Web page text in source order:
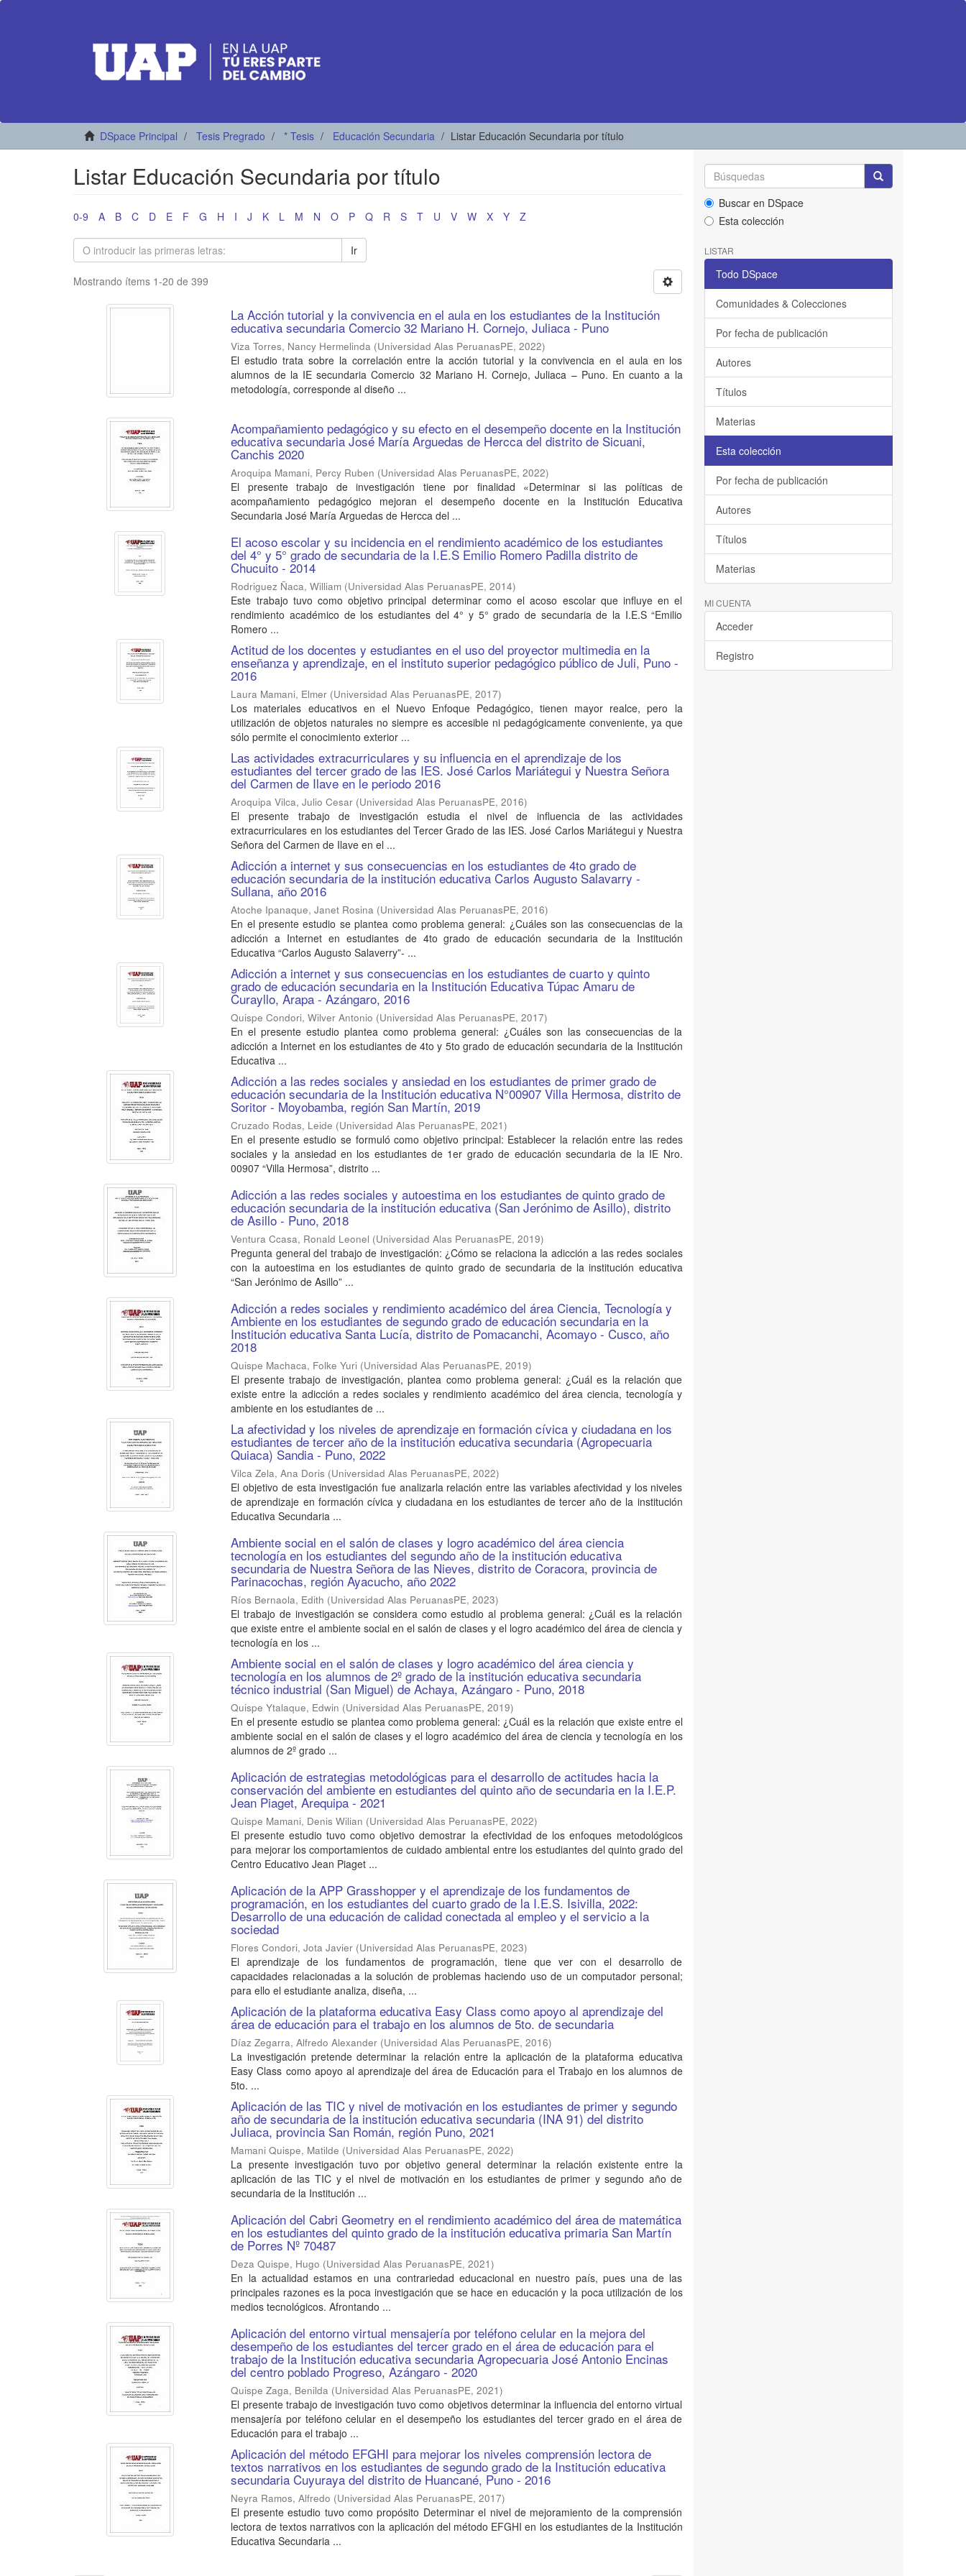
DSpace Principal Tesis Pregrado * Tesis Educación Secundaria Listar Educación Secundaria por título
Listar Educación Secundaria por título
0-9 A B C D E F G H I J K L M N O P Q R S T U V W X Y Z
Ir
Mostrando ítems 1-20 de 399
La Acción tutorial y la convivencia en el aula en los estudiantes de la Institución
educativa secundaria Comercio 32 Mariano H. Cornejo, Juliaca - Puno
Viza Torres, Nancy Hermelinda (Universidad Alas PeruanasPE,2022)
El estudio trata sobre la correlación entre la acción tutorial y la convivencia en el aula en los
alumnos de la IE secundaria Comercio 32 Mariano H. Cornejo, Juliaca – Puno. En cuanto a la
metodología, corresponde al diseño ...
Acompañamiento pedagógico y su efecto en el desempeño docente en la Institución
educativa secundaria José María Arguedas de Hercca del distrito de Sicuani,
Canchis 2020
Aroquipa Mamani, Percy Ruben (Universidad Alas PeruanasPE,2022)
El presente trabajo de investigación tiene por finalidad «Determinar si las políticas de
acompañamiento pedagógico mejoran el desempeño docente en la Institución Educativa
Secundaria José María Arguedas de Hercca del ...
El acoso escolar y su incidencia en el rendimiento académico de los estudiantes
del 4° y 5° grado de secundaria de la I.E.S Emilio Romero Padilla distrito de
Chucuito - 2014
Rodriguez Ñaca, William (Universidad Alas PeruanasPE,2014)
Este trabajo tuvo como objetivo principal determinar como el acoso escolar que influye en el
rendimiento académico de los estudiantes del 4° y 5° grado de secundaria de la I.E.S “Emilio
Romero ...
Actitud de los docentes y estudiantes en el uso del proyector multimedia en la
enseñanza y aprendizaje, en el instituto superior pedagógico público de Juli, Puno -
2016
Laura Mamani, Elmer (Universidad Alas PeruanasPE,2017)
Los materiales educativos en el Nuevo Enfoque Pedagógico, tienen mayor realce, pero la
utilización de objetos naturales no siempre es accesible ni pedagógicamente conveniente, ya que
sólo permite el conocimiento exterior ...
Las actividades extracurriculares y su influencia en el aprendizaje de los
estudiantes del tercer grado de las IES. José Carlos Mariátegui y Nuestra Señora
del Carmen de Ilave en le periodo 2016
Aroquipa Vilca, Julio Cesar (Universidad Alas PeruanasPE,2016)
El presente trabajo de investigación estudia el nivel de influencia de las actividades
extracurriculares en los estudiantes del Tercer Grado de las IES. José Carlos Mariátegui y Nuestra
Señora del Carmen de Ilave en el ...
Adicción a internet y sus consecuencias en los estudiantes de 4to grado de
educación secundaria de la institución educativa Carlos Augusto Salavarry -
Sullana, año 2016
Atoche Ipanaque, Janet Rosina (Universidad Alas PeruanasPE,2016)
En el presente estudio se plantea como problema general: ¿Cuáles son las consecuencias de la
adicción a Internet en estudiantes de 4to grado de educación secundaria de la Institución
Educativa “Carlos Augusto Salaverry”- ...
Adicción a internet y sus consecuencias en los estudiantes de cuarto y quinto
grado de educación secundaria en la Institución Educativa Túpac Amaru de
Curayllo, Arapa - Azángaro, 2016
Quispe Condori, Wilver Antonio (Universidad Alas PeruanasPE,2017)
En el presente estudio plantea como problema general: ¿Cuáles son las consecuencias de la
adicción a Internet en los estudiantes de 4to y 5to grado de educación secundaria de la Institución
Educativa ...
Adicción a las redes sociales y ansiedad en los estudiantes de primer grado de
educación secundaria de la Institución educativa N°00907 Villa Hermosa, distrito de
Soritor - Moyobamba, región San Martín, 2019
Cruzado Rodas, Leide (Universidad Alas PeruanasPE,2021)
En el presente estudio se formuló como objetivo principal: Establecer la relación entre las redes
sociales y la ansiedad en los estudiantes de 1er grado de educación secundaria de la IE Nro.
00907 “Villa Hermosa”, distrito ...
Adicción a las redes sociales y autoestima en los estudiantes de quinto grado de
educación secundaria de la institución educativa (San Jerónimo de Asillo), distrito
de Asillo - Puno, 2018
Ventura Ccasa, Ronald Leonel (Universidad Alas PeruanasPE,2019)
Pregunta general del trabajo de investigación: ¿Cómo se relaciona la adicción a las redes sociales
con la autoestima en los estudiantes de quinto grado de secundaria de la institución educativa
“San Jerónimo de Asillo” ...
Adicción a redes sociales y rendimiento académico del área Ciencia, Tecnología y
Ambiente en los estudiantes de segundo grado de educación secundaria en la
Institución educativa Santa Lucía, distrito de Pomacanchi, Acomayo - Cusco, año
2018
Quispe Machaca, Folke Yuri (Universidad Alas PeruanasPE,2019)
El presente trabajo de investigación, plantea como problema general: ¿Cuál es la relación que
existe entre la adicción a redes sociales y rendimiento académico del área ciencia, tecnología y
ambiente en los estudiantes de ...
La afectividad y los niveles de aprendizaje en formación cívica y ciudadana en los
estudiantes de tercer año de la institución educativa secundaria (Agropecuaria
Quiaca) Sandia - Puno, 2022
Vilca Zela, Ana Doris (Universidad Alas PeruanasPE,2022)
El objetivo de esta investigación fue analizarla relación entre las variables afectividad y los niveles
de aprendizaje en formación cívica y ciudadana en los estudiantes de tercer año de la institución
Educativa Secundaria ...
Ambiente social en el salón de clases y logro académico del área ciencia
tecnología en los estudiantes del segundo año de la institución educativa
secundaria de Nuestra Señora de las Nieves, distrito de Coracora, provincia de
Parinacochas, región Ayacucho, año 2022
Ríos Bernaola, Edith (Universidad Alas PeruanasPE,2023)
El trabajo de investigación se considera como estudio al problema general: ¿Cuál es la relación
que existe entre el ambiente social en el salón de clases y el logro académico del área de ciencia y
tecnología en los ...
Ambiente social en el salón de clases y logro académico del área ciencia y
tecnología en los alumnos de 2º grado de la institución educativa secundaria
técnico industrial (San Miguel) de Achaya, Azángaro - Puno, 2018
Quispe Ytalaque, Edwin (Universidad Alas PeruanasPE,2019)
En el presente estudio se plantea como problema general: ¿Cuál es la relación que existe entre el
ambiente social en el salón de clases y el logro académico del área de ciencia y tecnología en los
alumnos de 2º grado ...
Aplicación de estrategias metodológicas para el desarrollo de actitudes hacia la
conservación del ambiente en estudiantes del quinto año de secundaria en la I.E.P.
Jean Piaget, Arequipa - 2021
Quispe Mamani, Denis Wilian (Universidad Alas PeruanasPE,2022)
El presente estudio tuvo como objetivo demostrar la efectividad de los enfoques metodológicos
para mejorar los comportamientos de cuidado ambiental entre los estudiantes del quinto grado del
Centro Educativo Jean Piaget ...
Aplicación de la APP Grasshopper y el aprendizaje de los fundamentos de
programación, en los estudiantes del cuarto grado de la I.E.S. Isivilla, 2022:
Desarrollo de una educación de calidad conectada al empleo y el servicio a la
sociedad
Flores Condori, Jota Javier (Universidad Alas PeruanasPE,2023)
El aprendizaje de los fundamentos de programación, tiene que ver con el desarrollo de
capacidades relacionadas a la solución de problemas haciendo uso de un computador personal;
para ello el estudiante analiza, diseña, ...
Aplicación de la plataforma educativa Easy Class como apoyo al aprendizaje del
área de educación para el trabajo en los alumnos de 5to. de secundaria
Díaz Zegarra, Alfredo Alexander (Universidad Alas PeruanasPE,2016)
La investigación pretende determinar la relación entre la aplicación de la plataforma educativa
Easy Class como apoyo al aprendizaje del área de Educación para el Trabajo en los alumnos de
5to. ...
Aplicación de las TIC y nivel de motivación en los estudiantes de primer y segundo
año de secundaria de la institución educativa secundaria (INA 91) del distrito
Juliaca, provincia San Román, región Puno, 2021
Mamani Quispe, Matilde (Universidad Alas PeruanasPE,2022)
La presente investigación tuvo por objetivo general determinar la relación existente entre la
aplicación de las TIC y el nivel de motivación en los estudiantes de primer y segundo año de
secundaria de la Institución ...
Aplicación del Cabri Geometry en el rendimiento académico del área de matemática
en los estudiantes del quinto grado de la institución educativa primaria San Martín
de Porres Nº 70487
Deza Quispe, Hugo (Universidad Alas PeruanasPE,2021)
En la actualidad estamos en una contrariedad educacional en nuestro país, pues una de las
principales razones es la poca investigación que se hace en educación y la poca utilización de los
medios tecnológicos. Afrontando ...
Aplicación del entorno virtual mensajería por teléfono celular en la mejora del
desempeño de los estudiantes del tercer grado en el área de educación para el
trabajo de la Institución educativa secundaria Agropecuaria José Antonio Encinas
del centro poblado Progreso, Azángaro - 2020
Quispe Zaga, Benilda (Universidad Alas PeruanasPE,2021)
El presente trabajo de investigación tuvo como objetivos determinar la influencia del entorno virtual
mensajería por teléfono celular en el desempeño los estudiantes del tercer grado en el área de
Educación para el trabajo ...
Aplicación del método EFGHI para mejorar los niveles comprensión lectora de
textos narrativos en los estudiantes de segundo grado de la Institución educativa
secundaria Cuyuraya del distrito de Huancané, Puno - 2016
Neyra Ramos, Alfredo (Universidad Alas PeruanasPE,2017)
El presente estudio tuvo como propósito Determinar el nivel de mejoramiento de la comprensión
lectora de textos narrativos con la aplicación del método EFGHI en los estudiantes de la Institución
Educativa Secundaria ...
Buscar en DSpace
Esta colección
LISTAR
Todo DSpace
Comunidades & Colecciones
Por fecha de publicación
Autores
Títulos
Materias
Esta colección
Por fecha de publicación
Autores
Títulos
Materias
MI CUENTA
Acceder
Registro